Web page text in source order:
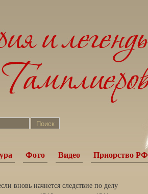
Фото Видео Приорство РФ
вновь начнется следствие по делу